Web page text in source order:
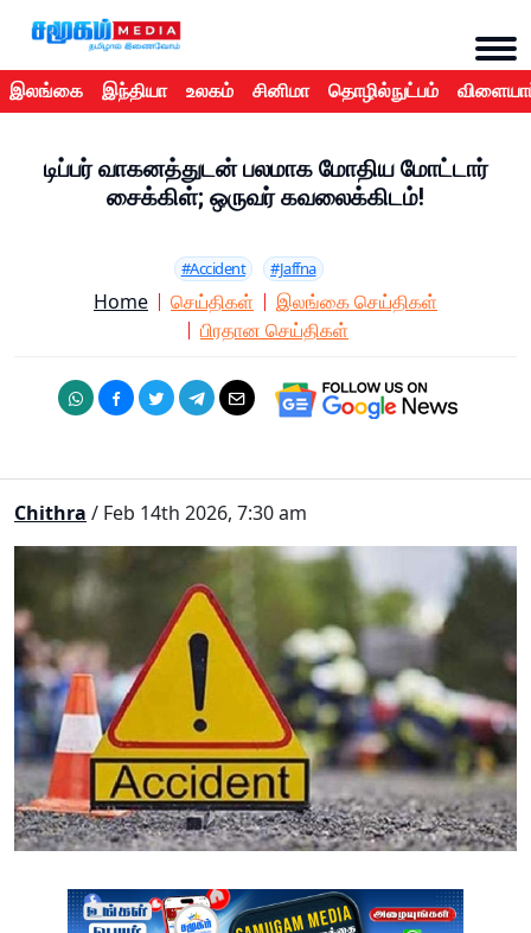
இலங்கை இந்தியா உலகம் சினிமா தொழில்நுட்பம்
டிப்பர் வாகனத்துடன் பலமாக மோதிய மோட்டார்
சைக்கிள்; ஒருவர் கவலைக்கிடம்!
#Accident #Jaffna
Home செய்திகள்
இலங்கை செய்திகள்
பிரதான செய்திகள்
Chithra / Feb 14th 2026, 7:30 am